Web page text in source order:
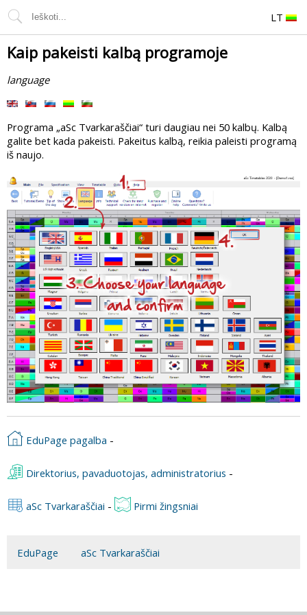
LT
Kaip pakeisti kalbą programoje
language
Programa „aSc Tvarkaraščiai“ turi daugiau nei 50 kalbų. Kalbą
galite bet kada pakeisti. Pakeitus kalbą, reikia paleisti programą
iš naujo.
EduPage pagalba -
Direktorius, pavaduotojas, administratorius -
aSc Tvarkaraščiai - Pirmi žingsniai
EduPage aSc Tvarkaraščiai